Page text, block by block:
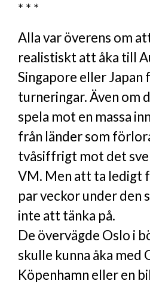
* * *
Alla var överens om
realistiskt att åka till
Singapore eller Japan
turneringar. Även om
spela mot en massa
från länder som
tvåsiffrigt mot det
VM. Men att ta ledigt
par veckor under den
inte att tänka på.
De övervägde Oslo i
skulle kunna åka med
Köpenhamn eller en